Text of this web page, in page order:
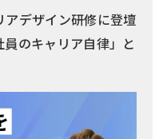
デザイン研修に登壇
のキャリア自律」と